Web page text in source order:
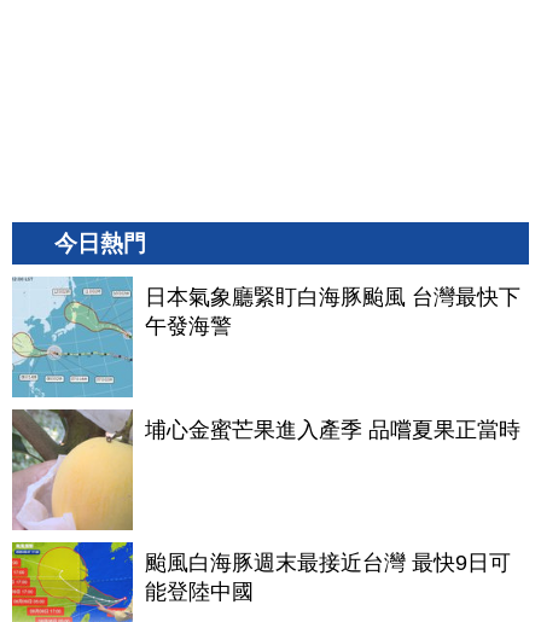
今日熱門
日本氣象廳緊盯白海豚颱風 台灣最快下
午發海警
埔心金蜜芒果進入產季 品嚐夏果正當時
颱風白海豚週末最接近台灣 最快9日可
能登陸中國